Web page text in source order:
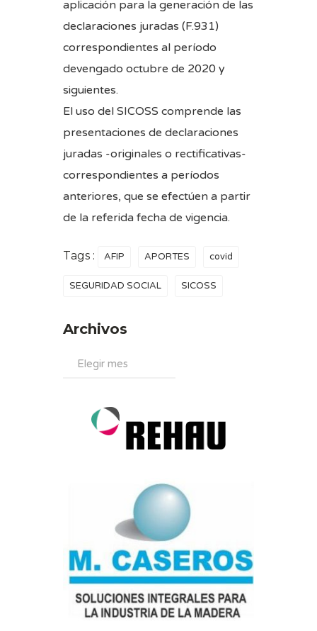
aplicación para la generación de las
declaraciones juradas (F.931)
correspondientes al período
devengado octubre de 2020 y
siguientes.
El uso del SICOSS comprende las
presentaciones de declaraciones
juradas -originales o rectificativas-
correspondientes a períodos
anteriores, que se efectúen a partir
de la referida fecha de vigencia.
Tags : AFIP APORTES covid
SEGURIDAD SOCIAL SICOSS
Archivos
Archivos